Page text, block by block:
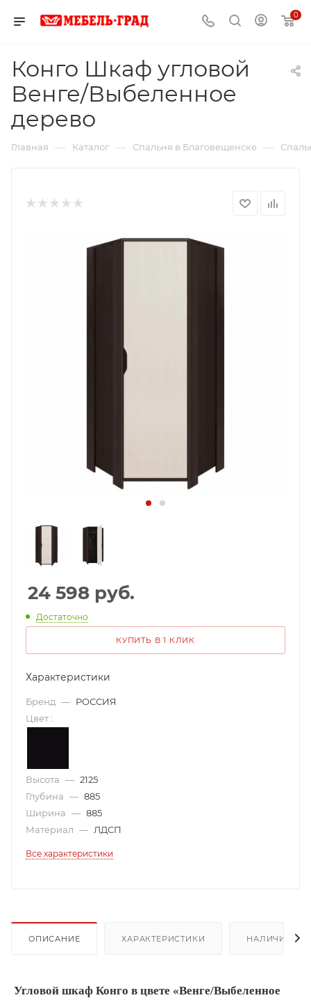
0
Конго Шкаф угловой
Венге/Выбеленное
дерево
Главная — Каталог — Спальня в Благовещенске —
24 598 руб.
Достаточно
КУПИТЬ В 1 КЛИК
Характеристики
Бренд — РОССИЯ
Цвет :
Высота — 2125
Глубина — 885
Ширина — 885
Материал — ЛДСП
Все характеристики
ОПИСАНИЕ ХАРАКТЕРИСТИКИ НАЛИЧИЕ
Угловой шкаф Конго в цвете «Венге/Выбеленное